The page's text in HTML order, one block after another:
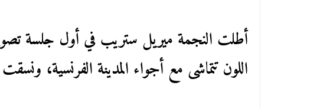
أطلت النجمة ميريل ستريب في أول جلسة
اللون تتماشى مع أجواء المدينة الفرنسية،